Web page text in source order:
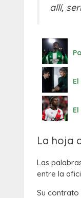
allí,
La hoja
Las
entre la
Su contrato